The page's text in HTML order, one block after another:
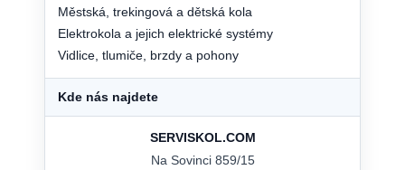
Městská, trekingová a dětská kola
Elektrokola a jejich elektrické systémy
Vidlice, tlumiče, brzdy a pohony
Kde nás najdete
SERVISKOL.COM
Na Sovinci 859/15